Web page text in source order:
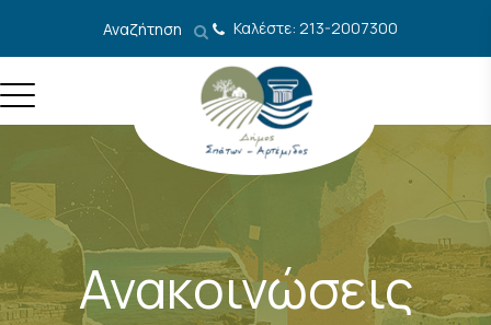
Αναζήτηση Καλέστε: 213-2007300
Ανακοινώσεις